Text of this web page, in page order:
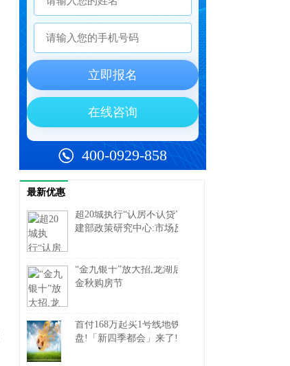
最新优惠
超20城执行“认房不认贷”,住
建部政策研究中心:市场反
“金九银十”放大招,龙湖启动
金秋购房节
首付168万起买1号线地铁
盘!「新四季都会」来了!附